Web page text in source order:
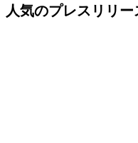
人気のプレスリリー